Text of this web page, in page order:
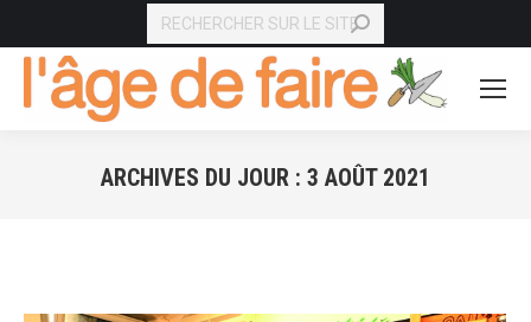
RECHERCHE
ARCHIVES DU JOUR : 3 AOÛT 2021